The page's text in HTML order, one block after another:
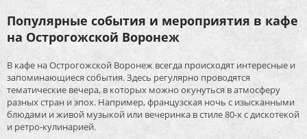
Популярные события и мероприятия в кафе
на Острогожской Воронеж
В кафе на Острогожской Воронеж всегда происходят интересные и
запоминающиеся события. Здесь регулярно проводятся
тематические вечера, в которых можно окунуться в атмосферу
разных стран и эпох. Например, французская ночь с изысканными
блюдами и живой музыкой или вечеринка в стиле 80-х с дискотекой
и ретро-кулинарией.